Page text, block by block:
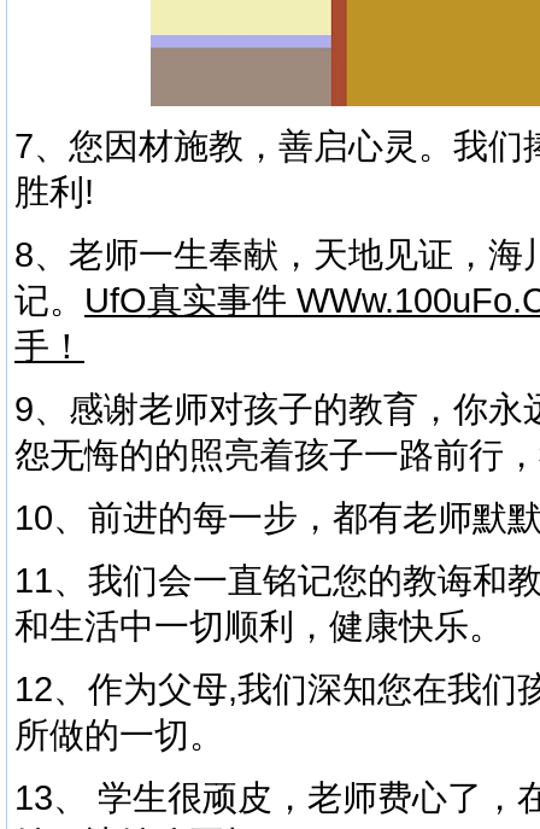
7、您因材施教，善启心灵。我
胜利!
8、老师一生奉献，天地见证，
记。 UfO真实事件
手！
9、感谢老师对孩子的教育，你
怨无悔的的照亮着孩子一路前行
10、前进的每一步，都有老师默
11、我们会一直铭记您的教诲和
和生活中一切顺利，健康快乐。
12、作为父母,我们深知您在我们
所做的一切。
13、 学生很顽皮，老师费心了，